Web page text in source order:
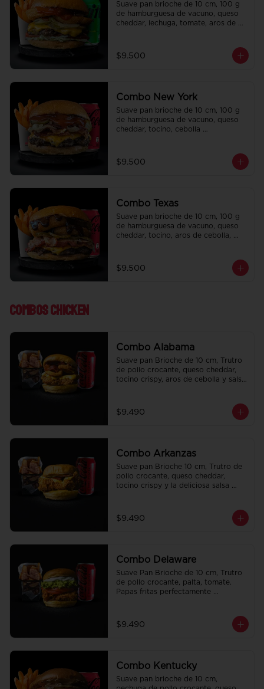
Suave pan brioche de 10 cm, 100 g
de hamburguesa de vacuno, queso
cheddar, lechuga, tomate, aros de
condimentadas, salsa de la casa de
regalo a elección y una bebida de
$9.500
Combo New York
Suave pan brioche de 10 cm, 100 g
de hamburguesa de vacuno, queso
cheddar, tocino, cebolla
condimentadas, salsa de la casa de
regalo a elección y una Bebida de
$9.500
Combo Texas
Suave pan brioche de 10 cm, 100 g
de hamburguesa de vacuno, queso
cheddar, tocino, aros de cebolla,
de la casa de regalo a elección y una
Bebida de 350 cc a elección.
$9.500
Combos Chicken
Combo Alabama
Suave pan Brioche de 10 cm, Trutro
de pollo crocante, queso cheddar,
tocino crispy, aros de cebolla y salsa
elección.
$9.490
Combo Arkanzas
Suave pan Brioche 10 cm, Trutro de
pollo crocante, queso cheddar,
tocino crispy y la deliciosa salsa
de la casa de regalo a elección y una
Bebida de 350cc a elección.
$9.490
Combo Delaware
Suave Pan Brioche de 10 cm, Trutro
de pollo crocante, palta, tomate.
Papas fritas perfectamente
350cc a elección.
$9.490
Combo Kentucky
Suave pan brioche de 10 cm,